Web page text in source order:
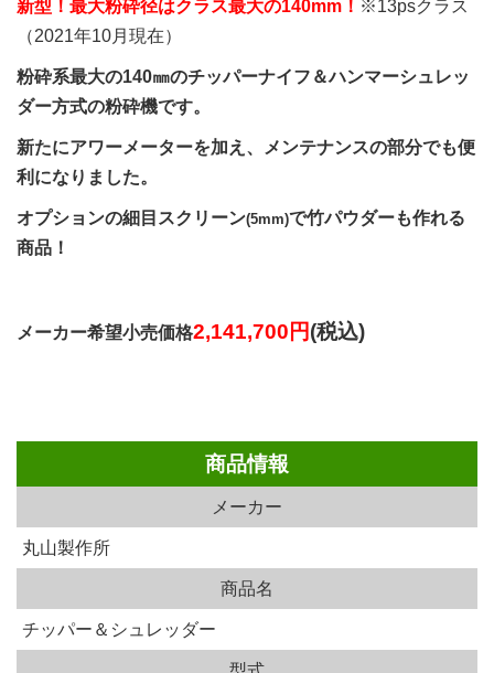
新型！最大粉砕径はクラス最大の140mm！ ※13psクラス
（2021年10月現在）
粉砕系最大の140㎜のチッパーナイフ＆ハンマーシュレッ
ダー方式の粉砕機です。
新たにアワーメーターを加え、メンテナンスの部分でも便
利になりました。
オプションの細目スクリーン(5mm)で竹パウダーも作れる
商品！
メーカー希望小売価格2,141,700円(税込)
商品情報
メーカー
丸山製作所
商品名
チッパー＆シュレッダー